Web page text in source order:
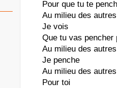
Pour que tu te
Au milieu des autres
Je vois
Que tu vas pencher
Au milieu des autres
Je penche
Au milieu des autres
Pour toi